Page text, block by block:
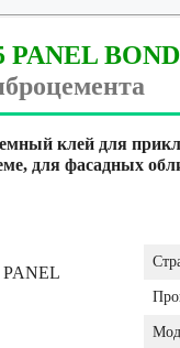
PANEL
клей для
для фасадных